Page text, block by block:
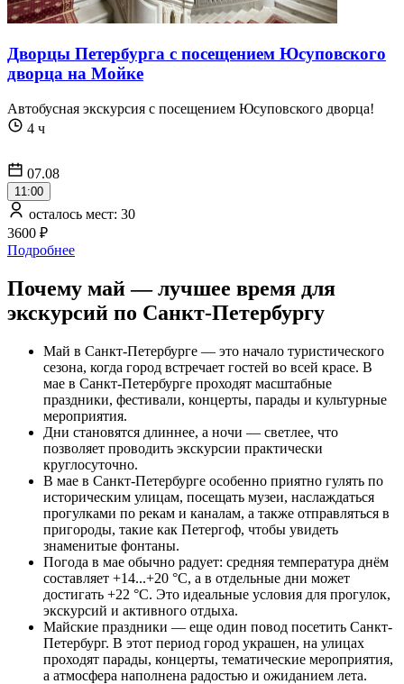
Дворцы Петербурга с посещением Юсуповского
дворца на Мойке
Автобусная экскурсия c посещением Юсуповского дворца!
4 ч
07.08
11:00
осталось мест: 30
3600 ₽
Подробнее
Почему май — лучшее время для
экскурсий по Санкт-Петербургу
Май в Санкт-Петербурге — это начало туристического
сезона, когда город встречает гостей во всей красе. В
мае в Санкт-Петербурге проходят масштабные
праздники, фестивали, концерты, парады и культурные
мероприятия.
Дни становятся длиннее, а ночи — светлее, что
позволяет проводить экскурсии практически
круглосуточно.
В мае в Санкт-Петербурге особенно приятно гулять по
историческим улицам, посещать музеи, наслаждаться
прогулками по рекам и каналам, а также отправляться в
пригороды, такие как Петергоф, чтобы увидеть
знаменитые фонтаны.
Погода в мае обычно радует: средняя температура днём
составляет +14...+20 °C, а в отдельные дни может
достигать +22 °C. Это идеальные условия для прогулок,
экскурсий и активного отдыха.
Майские праздники — еще один повод посетить Санкт-
Петербург. В этот период город украшен, на улицах
проходят парады, концерты, тематические мероприятия,
а атмосфера наполнена радостью и ожиданием лета.